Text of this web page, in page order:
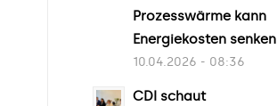
Prozesswärme kann
Energiekosten senken
10.04.2026 - 08:36
CDI schaut